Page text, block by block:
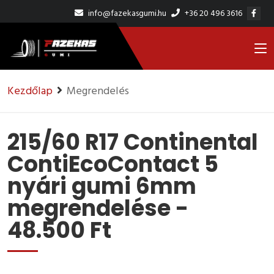
info@fazekasgumi.hu +36 20 496 3616
Kezdőlap Megrendelés
215/60 R17 Continental
ContiEcoContact 5
nyári gumi 6mm
megrendelése -
48.500 Ft